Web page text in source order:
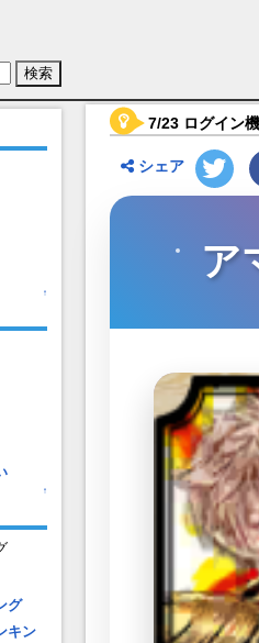
規)【一血卍傑-ONLINE-】
↑
↑
グ
キン
7/23 ログイン
シェア
ア